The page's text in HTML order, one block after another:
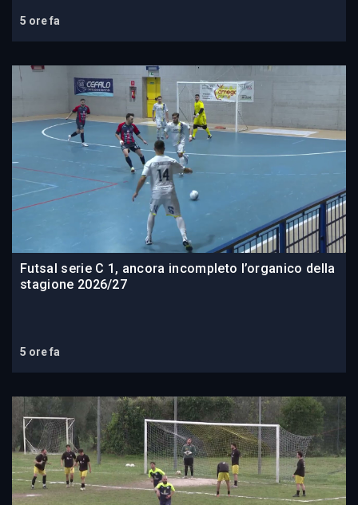
5 ore fa
Futsal serie C 1, ancora incompleto l’organico della
stagione 2026/27
5 ore fa